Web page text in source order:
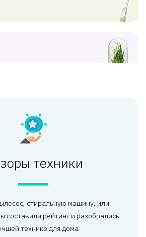
техники
стиральную машину, или
составили рейтинг и разобрались
технике для дома